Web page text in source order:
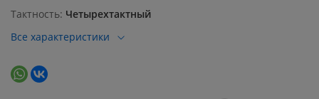
Тактность Четырехтактный
Все характеристики